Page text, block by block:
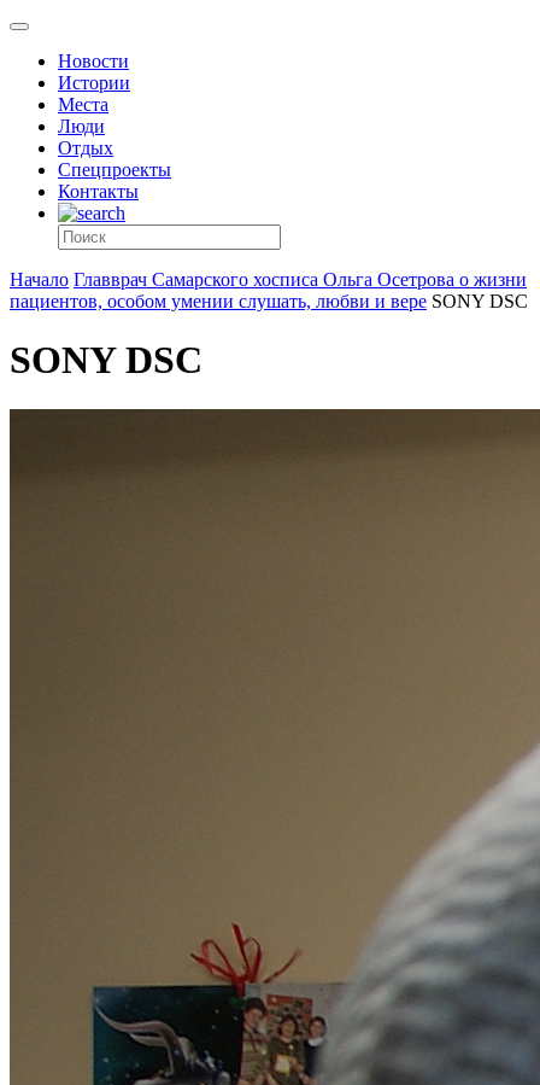
Новости
Истории
Места
Люди
Отдых
Спецпроекты
Контакты
Начало Главврач Самарского хосписа Ольга Осетрова о жизни
пациентов, особом умении слушать, любви и вере SONY DSC
SONY DSC